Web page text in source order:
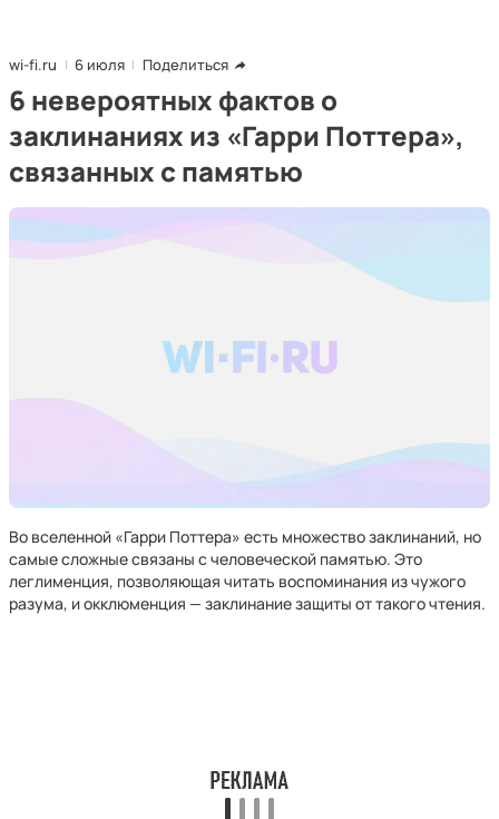
wi-fi.ru 6 июля Поделиться
6 невероятных фактов о
заклинаниях из «Гарри Поттера»,
связанных с памятью
Во вселенной «Гарри Поттера» есть множество заклинаний, но
самые сложные связаны с человеческой памятью. Это
леглименция, позволяющая читать воспоминания из чужого
разума, и окклюменция — заклинание защиты от такого чтения.